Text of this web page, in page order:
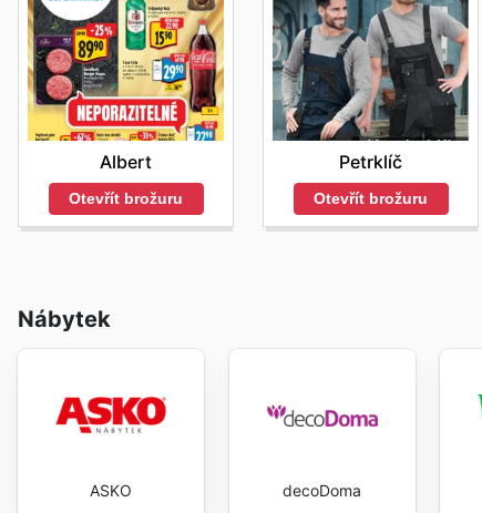
Albert
Otevřít brožuru
Petrklíč
Otevřít brožuru
Nábytek
ASKO decoDoma